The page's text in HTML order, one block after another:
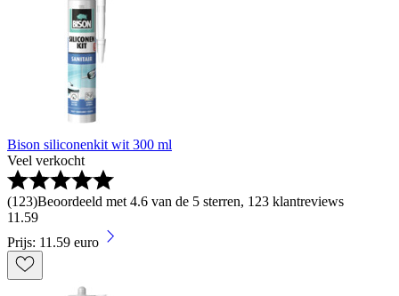
Bison siliconenkit wit 300 ml
Veel verkocht
(123)Beoordeeld met 4.6 van de 5 sterren, 123 klantreviews
11 .59
Prijs: 11.59 euro